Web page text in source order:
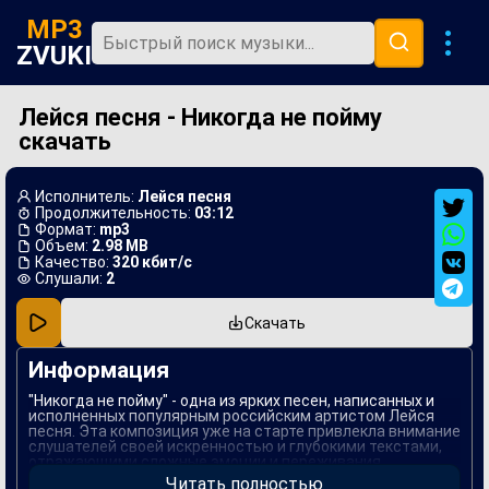
MP3
ZVUKI
Главная
Новинки
Популярная
В машину
Музыка 80х
Ремиксы
Лейся песня - Никогда не пойму
скачать
Исполнитель: Лейся песня
Продолжительность: 03:12
Формат: mp3
Объем: 2.98 MB
Качество: 320 кбит/с
Слушали: 2
Скачать
Информация
"Никогда не пойму" - одна из ярких песен, написанных и
исполненных популярным российским артистом Лейся
песня. Эта композиция уже на старте привлекла внимание
слушателей своей искренностью и глубокими текстами,
отражающими сложные эмоции и переживания.
Читать полностью